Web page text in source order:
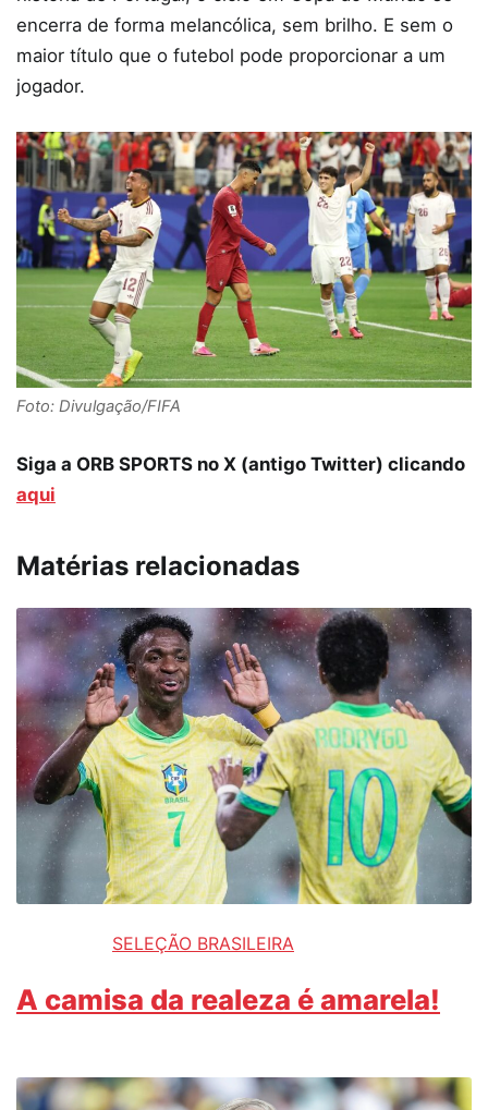
encerra de forma melancólica, sem brilho. E sem o
maior título que o futebol pode proporcionar a um
jogador.
Foto: Divulgação/FIFA
Siga a ORB SPORTS no X (antigo Twitter) clicando
aqui
Matérias relacionadas
SELEÇÃO BRASILEIRA
A camisa da realeza é amarela!